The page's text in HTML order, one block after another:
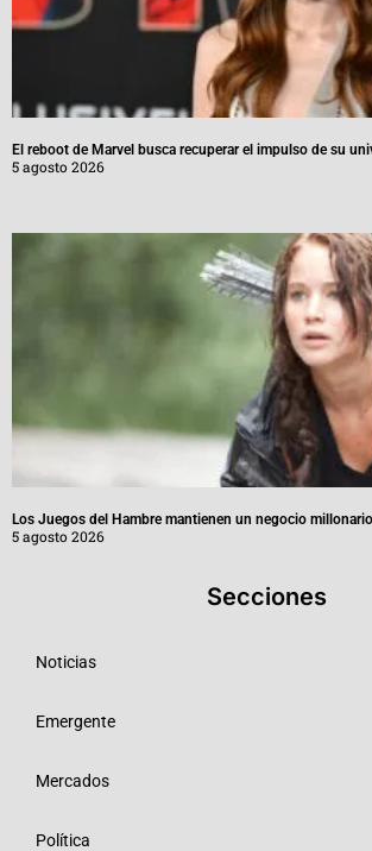
El reboot de Marvel busca recuperar el impulso de su
5 agosto 2026
Los Juegos del Hambre mantienen un negocio
5 agosto 2026
Secciones
Noticias
Emergente
Mercados
Política